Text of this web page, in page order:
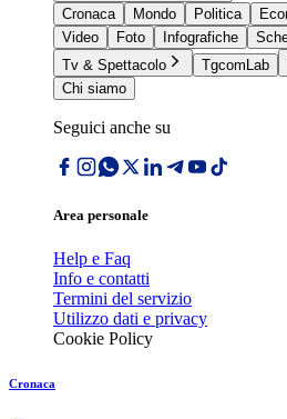
Cronaca
Mondo Politica
Video
Foto Infografiche
Tv & Spettacolo
TgcomLab
Chi siamo
Seguici anche su
Area personale
Help e Faq
Info e contatti
Termini del servizio
Utilizzo dati e privacy
Cookie Policy
Cronaca